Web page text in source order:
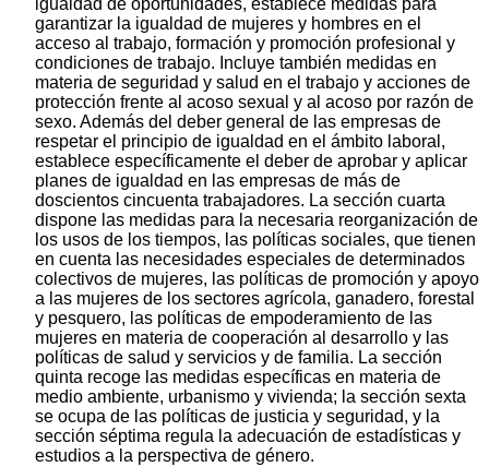
igualdad de oportunidades, establece medidas para
garantizar la igualdad de mujeres y hombres en el
acceso al trabajo, formación y promoción profesional y
condiciones de trabajo. Incluye también medidas en
materia de seguridad y salud en el trabajo y acciones de
protección frente al acoso sexual y al acoso por razón de
sexo. Además del deber general de las empresas de
respetar el principio de igualdad en el ámbito laboral,
establece específicamente el deber de aprobar y aplicar
planes de igualdad en las empresas de más de
doscientos cincuenta trabajadores. La sección cuarta
dispone las medidas para la necesaria reorganización de
los usos de los tiempos, las políticas sociales, que tienen
en cuenta las necesidades especiales de determinados
colectivos de mujeres, las políticas de promoción y apoyo
a las mujeres de los sectores agrícola, ganadero, forestal
y pesquero, las políticas de empoderamiento de las
mujeres en materia de cooperación al desarrollo y las
políticas de salud y servicios y de familia. La sección
quinta recoge las medidas específicas en materia de
medio ambiente, urbanismo y vivienda; la sección sexta
se ocupa de las políticas de justicia y seguridad, y la
sección séptima regula la adecuación de estadísticas y
estudios a la perspectiva de género.